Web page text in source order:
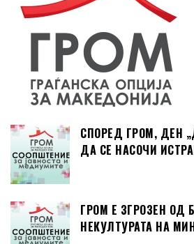
СПОРЕД ГРОМ, ДЕН
ДА СЕ НАСОЧИ
ГРОМ Е ЗГРОЗЕН ОД
НЕКУЛТУРАТА НА